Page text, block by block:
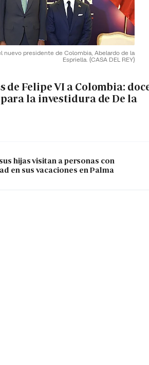
nuevo presidente de Colombia, Abelardo de la
Espriella. (CASA DEL REY)
de Felipe VI a Colombia:
la investidura de De la
hijas visitan a personas con
en sus vacaciones en Palma